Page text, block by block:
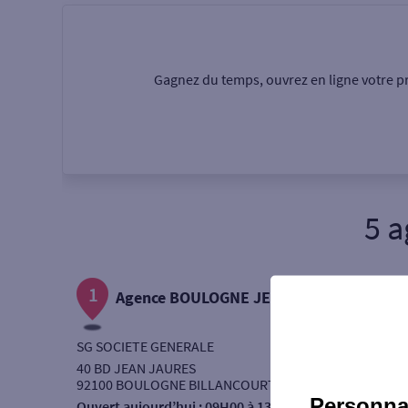
Autour de moi
Gagnez du temps, ouvrez en ligne votre
5
1 Agence BOULOGNE JEAN JAURES
SG SOCIETE GENERALE
40 BD JEAN JAURES
92100 BOULOGNE BILLANCOURT